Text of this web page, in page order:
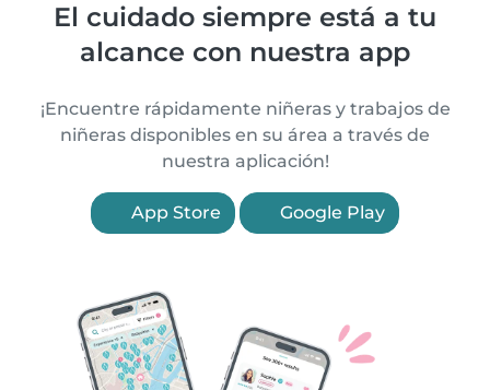
El cuidado siempre está a tu
alcance con nuestra app
¡Encuentre rápidamente niñeras y trabajos de
niñeras disponibles en su área a través de
nuestra aplicación!
App Store Google Play